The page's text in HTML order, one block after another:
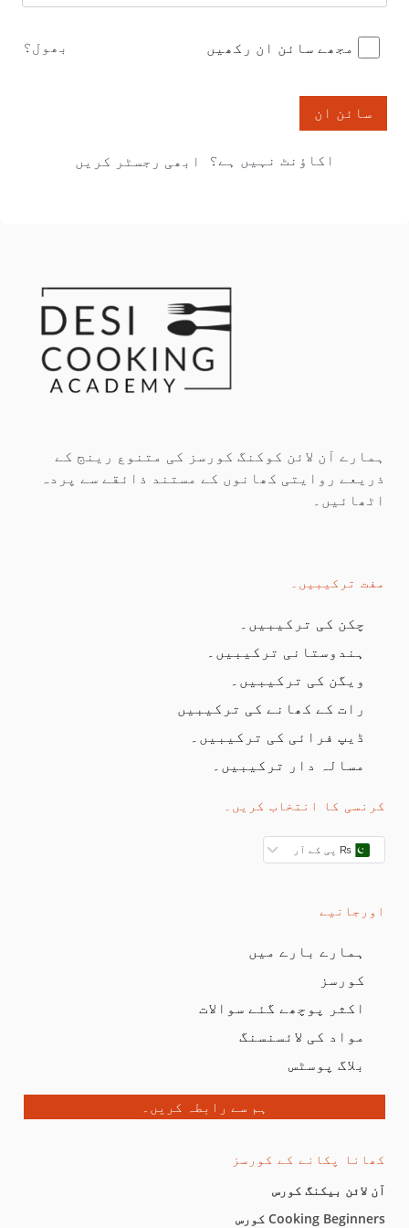
مجھے سائن ان رکھیں بھول؟
سائن ان
اکاؤنٹ نہیں ہے؟ ابھی رجسٹر کریں
ہمارے آن لائن کوکنگ کورسز کی متنوع رینج کے
ذریعے روایتی کھانوں کے مستند ذائقے سے پردہ
اٹھائیں۔
مفت ترکیبیں۔
چکن کی ترکیبیں۔
ہندوستانی ترکیبیں۔
ویگن کی ترکیبیں۔
رات کے کھانے کی ترکیبیں
ڈیپ فرائی کی ترکیبیں۔
مسالہ دار ترکیبیں۔
کرنسی کا انتخاب کریں۔
₨ پی کے آر
اورجانیے
ہمارے بارے میں
کورسز
اکثر پوچھے گئے سوالات
مواد کی لائسنسنگ
بلاگ پوسٹس
ہم سے رابطہ کریں۔
کھانا پکانے کے کورسز
آن لائن بیکنگ کورس
Cooking Beginners کورس